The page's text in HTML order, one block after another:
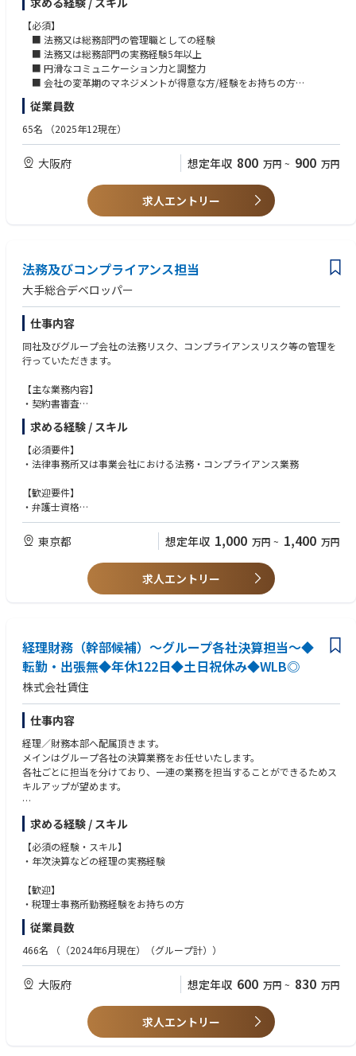
【業務内容】
法務部門のマネージャーとして、経営層や各部門と連携しながら課題解
決を図り、プライム上場後の経営管理体制の基盤強化を推進・リード頂き
ます。
【業務詳細】
■ 内部統制の整備、ガバナンス構築、リスクマネジメント
■ 契約書の作成、リーガルチェック
■ 株主総会や取締役会、経営会議などの重要会議運営、株主対応
■ その他、社内規程の整備・管理、総務業務全般
【必須】
■ 法務又は総務部門の管理職としての経験
■ 法務又は総務部門の実務経験5年以上
■ 円滑なコミュニケーション力と調整力
■ 会社の変革期のマネジメントが得意な方/経験をお持ちの方
【尚可】
■ 上場企業又は上場準備企業での就業経験
従業員数
65名 （2025年12現在）
大阪府 想定年収 800 万円 ~ 900 万円
求人エントリー
法務及びコンプライアンス担当
大手総合デベロッパー
仕事内容
同社及びグループ会社の法務リスク、コンプライアンスリスク等の管理を
行っていただきます。
【主な業務内容】
・契約書審査
・法務相談
・訴訟・紛争・コンプライアンス事案等の管理・対応
・コーポレート法務、コンプライアンスに係る企画・研修
・社内規程の制定・改廃
・内部通報窓口対応
・その他オペレーショナル・リスク等の管理
求める経験 / スキル
【必須要件】
・法律事務所又は事業会社における法務・コンプライアンス業務
【歓迎要件】
・弁護士資格
・法科大学院卒業者
・デベロッパー、不動産信託受益権取扱に係る金融商品取引業の経験
・英文契約の経験
東京都 想定年収 1,000 万円 ~ 1,400 万円
求人エントリー
経理財務（幹部候補）～グループ各社決算担当～◆
転勤・出張無◆年休122日◆土日祝休み◆WLB◎
株式会社賃住
仕事内容
経理／財務本部へ配属頂きます。
メインはグループ各社の決算業務をお任せいたします。
各社ごとに担当を分けており、一連の業務を担当することができるためス
キルアップが望めます。
【具体的な業務内容】
・決算関連業務（月次～年次）
・電子帳簿の管理／入力対応
・入金管理／ネットバンキング対応
■将来お任せする業務
ざいます。
求める経験 / スキル
【必須の経験・スキル】
・年次決算などの経理の実務経験
【歓迎】
・税理士事務所勤務経験をお持ちの方
従業員数
466名 （（2024年6月現在）（グループ計））
大阪府 想定年収 600 万円 ~ 830 万円
求人エントリー